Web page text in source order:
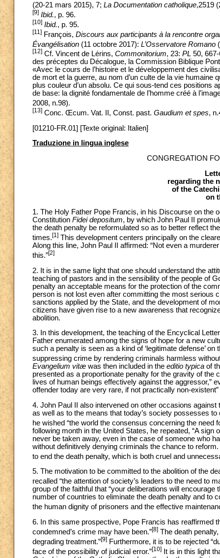
(20-21 mars 2015), 7; La Documentation catholique,2519
[9] Ibid., p. 96.
[10] Ibid., p. 95.
[11] François, Discours aux participants à la rencontre
Évangélisation (11 octobre 2017): L’Osservatore Romano
[12] Cf. Vincent de Lérins, Commonitorium, 23: PL 50,
des préceptes du Décalogue, la Commission Biblique
«Avec le cours de l’histoire et le développement des
de mort et la guerre, au nom d’un culte de la vie humaine
plus couleur d’un absolu. Ce qui sous-tend ces positions
de base: la dignité fondamentale de l’homme créé à
2008, n.98).
[13] Conc. Œcum. Vat. II, Const. past. Gaudium et spes,
[01210-FR.01] [Texte original: Italien]
Traduzione in lingua inglese
CONGREGATION
regarding the
of the
on
1. The Holy Father Pope Francis, in his Discourse on the
Constitution Fidei depositum, by which John Paul II
the death penalty be reformulated so as to better reflect
times.[1] This development centers principally on the
Along this line, John Paul II affirmed: “Not even a
this.”[2]
2. It is in the same light that one should understand the
teaching of pastors and in the sensibility of the people of
penalty an acceptable means for the protection of the
person is not lost even after committing the most serious
sanctions applied by the State, and the development of
citizens have given rise to a new awareness that
abolition.
3. In this development, the teaching of the Encyclical
Father enumerated among the signs of hope for a new
such a penalty is seen as a kind of ‘legitimate defense’
suppressing crime by rendering criminals harmless
Evangelium vitæ was then included in the editio typica of
presented as a proportionate penalty for the gravity of the
lives of human beings effectively against the aggressor,”
offender today are very rare, if not practically non-
4. John Paul II also intervened on other occasions
as well as to the means that today’s society possesses
he wished “the world the consensus concerning the
following month in the United States, he repeated, “A
never be taken away, even in the case of someone who
without definitively denying criminals the chance to
to end the death penalty, which is both cruel and
5. The motivation to be committed to the abolition of the
recalled “the attention of society’s leaders to the need to
group of the faithful that “your deliberations will
number of countries to eliminate the death penalty and to
the human dignity of prisoners and the effective
6. In this same prospective, Pope Francis has reaffirmed
condemned’s crime may have been.”[8] The death
degrading treatment.”[9] Furthermore, it is to be rejected
face of the possibility of judicial error.”[10] It is in this light